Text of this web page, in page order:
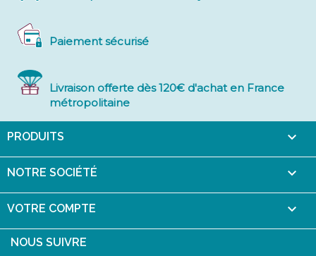
Paiement sécurisé
Livraison offerte dès 120€ d'achat en France
métropolitaine
PRODUITS 
NOTRE SOCIÉTÉ 
VOTRE COMPTE 
NOUS SUIVRE